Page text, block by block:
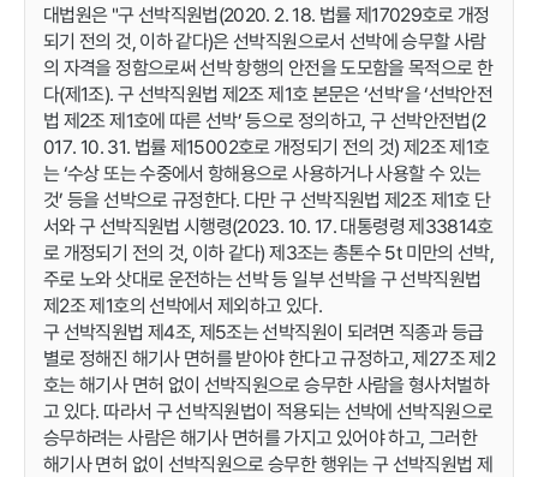
대법원은 "구 선박직원법(2020. 2. 18. 법률 제17029호로 개정
되기 전의 것, 이하 같다)은 선박직원으로서 선박에 승무할 사람
의 자격을 정함으로써 선박 항행의 안전을 도모함을 목적으로 한
다(제1조). 구 선박직원법 제2조 제1호 본문은 ‘선박’을 ‘선박안전
법 제2조 제1호에 따른 선박’ 등으로 정의하고, 구 선박안전법(2
017. 10. 31. 법률 제15002호로 개정되기 전의 것) 제2조 제1호
는 ‘수상 또는 수중에서 항해용으로 사용하거나 사용할 수 있는
것’ 등을 선박으로 규정한다. 다만 구 선박직원법 제2조 제1호 단
서와 구 선박직원법 시행령(2023. 10. 17. 대통령령 제33814호
로 개정되기 전의 것, 이하 같다) 제3조는 총톤수 5t 미만의 선박,
주로 노와 삿대로 운전하는 선박 등 일부 선박을 구 선박직원법
제2조 제1호의 선박에서 제외하고 있다.
구 선박직원법 제4조, 제5조는 선박직원이 되려면 직종과 등급
별로 정해진 해기사 면허를 받아야 한다고 규정하고, 제27조 제2
호는 해기사 면허 없이 선박직원으로 승무한 사람을 형사처벌하
고 있다. 따라서 구 선박직원법이 적용되는 선박에 선박직원으로
승무하려는 사람은 해기사 면허를 가지고 있어야 하고, 그러한
해기사 면허 없이 선박직원으로 승무한 행위는 구 선박직원법 제